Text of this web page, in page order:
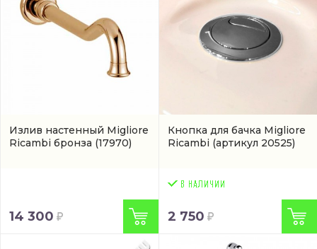
Излив настенный Migliore
Ricambi бронза (17970)
14 300
Кнопка для бачка Migliore
Ricambi (артикул 20525)
2 750